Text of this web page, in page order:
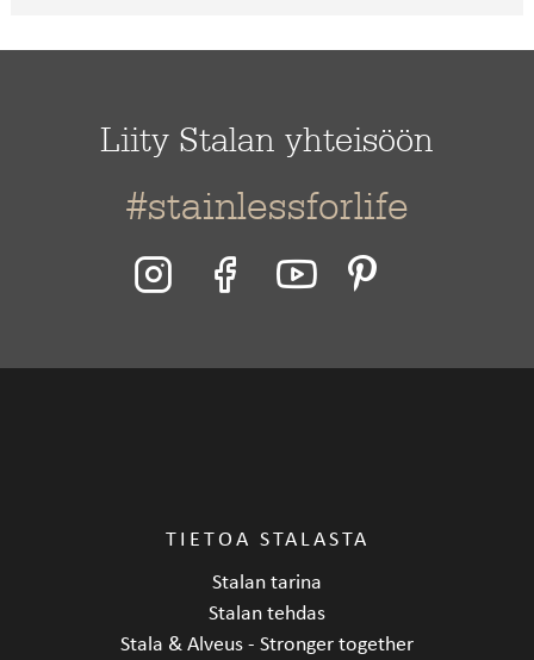
Liity Stalan yhteisöön
#stainlessforlife
TIETOA STALASTA
Stalan tarina
Stalan tehdas
Stala & Alveus - Stronger together